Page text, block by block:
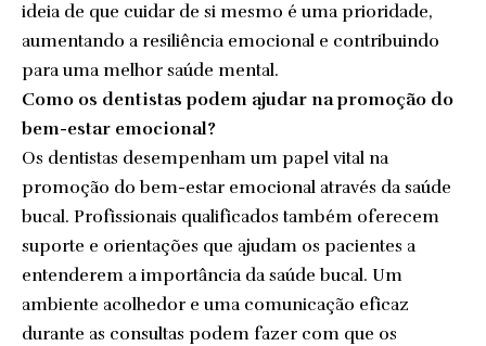
ideia de que cuidar de si mesmo é uma prioridade,
aumentando a resiliência emocional e contribuindo
para uma melhor saúde mental.
Como os dentistas podem ajudar na promoção do
bem-estar emocional?
Os dentistas desempenham um papel vital na
promoção do bem-estar emocional através da saúde
bucal. Profissionais qualificados também oferecem
suporte e orientações que ajudam os pacientes a
entenderem a importância da saúde bucal. Um
ambiente acolhedor e uma comunicação eficaz
durante as consultas podem fazer com que os